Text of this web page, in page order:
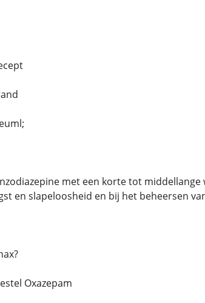
met een korte tot
en slapeloosheid en bij het beheersen
Oxazepam